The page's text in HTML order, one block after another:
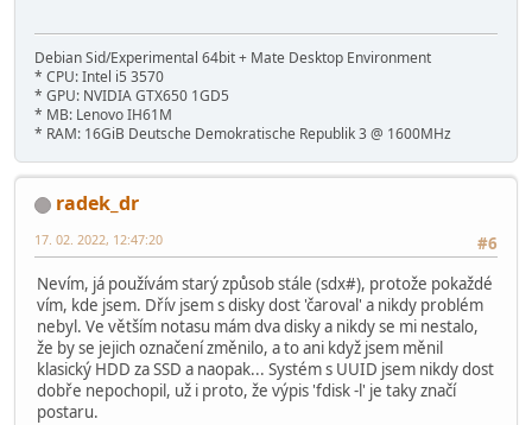
Debian Sid/Experimental 64bit + Mate Desktop Environment
* CPU: Intel i5 3570
* GPU: NVIDIA GTX650 1GD5
* MB: Lenovo IH61M
* RAM: 16GiB Deutsche Demokratische Republik 3 @ 1600MHz
radek_dr
#6
17. 02. 2022, 12:47:20
Nevím, já používám starý způsob stále (sdx#), protože pokaždé
vím, kde jsem. Dřív jsem s disky dost 'čaroval' a nikdy problém
nebyl. Ve větším notasu mám dva disky a nikdy se mi nestalo,
že by se jejich označení změnilo, a to ani když jsem měnil
klasický HDD za SSD a naopak... Systém s UUID jsem nikdy dost
dobře nepochopil, už i proto, že výpis 'fdisk -l' je taky značí
postaru.